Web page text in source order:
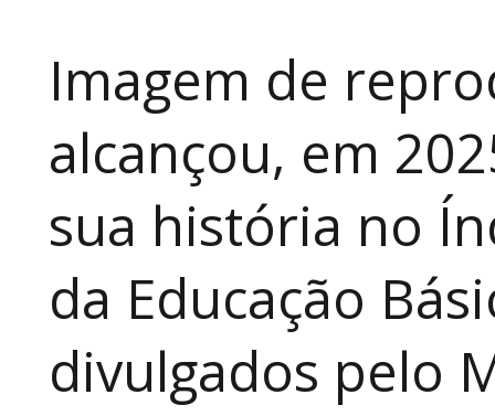
Imagem de
alcançou, em
sua história no
da Educação
divulgados pelo